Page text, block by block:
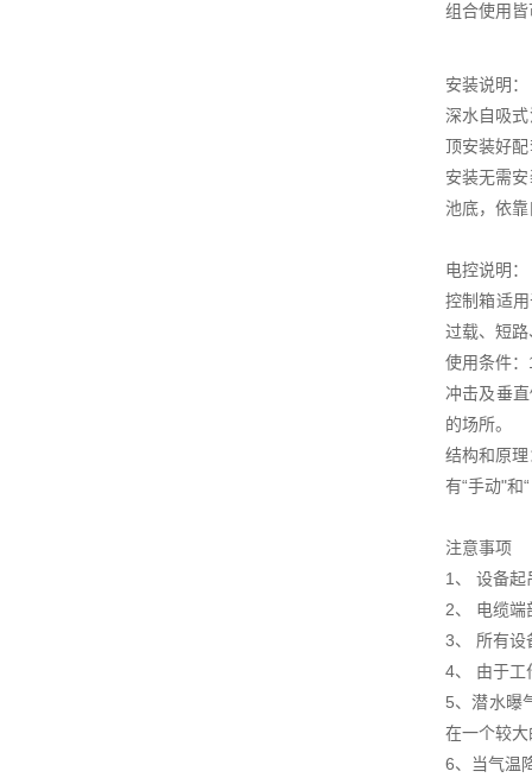
组合使用皆
安装说明：
深水自吸
顶安装好
安装无需
池底，依
电控说明：
控制箱适
过载、短
使用条件
冲击及垂
的场所。
结构和原
有“手动"和
注意事项
1、 设备起
2、 电缆端
3、 所有设
4、 由于工
5、潜水曝
在一个较
6、当气温